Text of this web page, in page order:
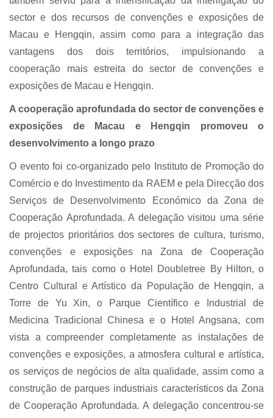
sector e dos recursos de convenções e exposições de
Macau e Hengqin, assim como para a integração das
vantagens dos dois territórios, impulsionando a
cooperação mais estreita do sector de convenções e
exposições de Macau e Hengqin.
A cooperação aprofundada do sector de convenções e
exposições de Macau e Hengqin promoveu o
desenvolvimento a longo prazo
O evento foi co-organizado pelo Instituto de Promoção do
Comércio e do Investimento da RAEM e pela Direcção dos
Serviços de Desenvolvimento Económico da Zona de
Cooperação Aprofundada. A delegação visitou uma série
de projectos prioritários dos sectores de cultura, turismo,
convenções e exposições na Zona de Cooperação
Aprofundada, tais como o Hotel Doubletree By Hilton, o
Centro Cultural e Artístico da População de Hengqin, a
Torre de Yu Xin, o Parque Científico e Industrial de
Medicina Tradicional Chinesa e o Hotel Angsana, com
vista a compreender completamente as instalações de
convenções e exposições, a atmosfera cultural e artística,
os serviços de negócios de alta qualidade, assim como a
construção de parques industriais característicos da Zona
de Cooperação Aprofundada. A delegação concentrou-se